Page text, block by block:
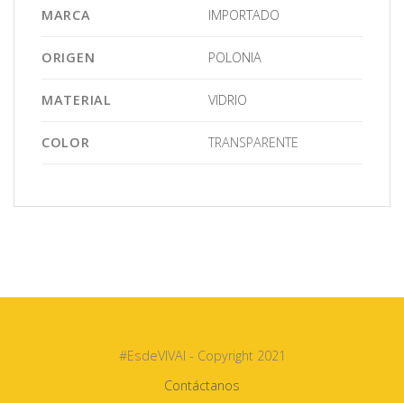
MARCA IMPORTADO
ORIGEN POLONIA
MATERIAL VIDRIO
COLOR TRANSPARENTE
#EsdeVIVAI - Copyright 2021
Contáctanos